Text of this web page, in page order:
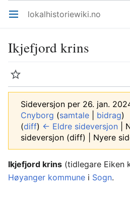
Åpne hovedmenyen lokalhistoriewiki.no
Ikjefjord krins
Overvåk
Sideversjon per 26. jan.
Cnyborg (samtale bidrag)
(diff) ← Eldre sideversjon |
sideversjon (diff) | Nyere
Ikjefjord krins (tidlegare Eiken
Høyanger kommune i Sogn.